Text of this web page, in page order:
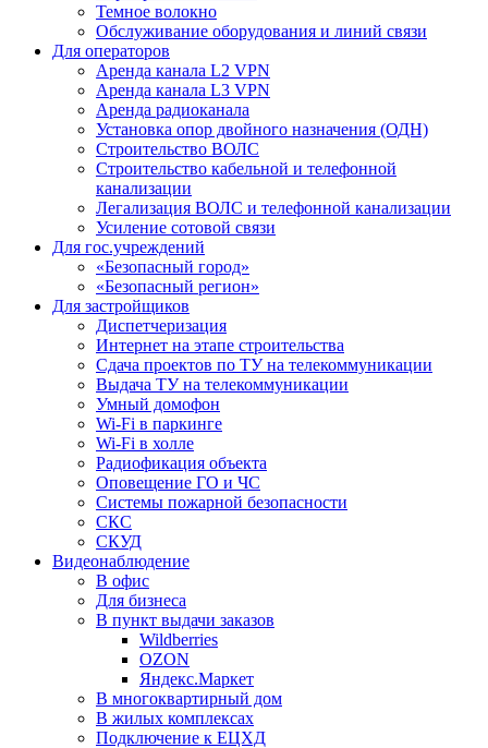
Темное волокно
Обслуживание оборудования и линий связи
Для операторов
Аренда канала L2 VPN
Аренда канала L3 VPN
Аренда радиоканала
Установка опор двойного назначения (ОДН)
Строительство ВОЛС
Строительство кабельной и телефонной
канализации
Легализация ВОЛС и телефонной канализации
Усиление сотовой связи
Для гос.учреждений
«Безопасный город»
«Безопасный регион»
Для застройщиков
Диспетчеризация
Интернет на этапе строительства
Сдача проектов по ТУ на телекоммуникации
Выдача ТУ на телекоммуникации
Умный домофон
Wi-Fi в паркинге
Wi-Fi в холле
Радиофикация объекта
Оповещение ГО и ЧС
Системы пожарной безопасности
СКС
СКУД
Видеонаблюдение
В офис
Для бизнеса
В пункт выдачи заказов
Wildberries
OZON
Яндекс.Маркет
В многоквартирный дом
В жилых комплексах
Подключение к ЕЦХД